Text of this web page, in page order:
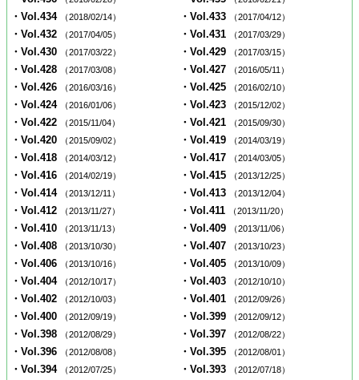
・Vol.434 （2018/02/14） ・Vol.433 （2017/04/12）
・Vol.432 （2017/04/05） ・Vol.431 （2017/03/29）
・Vol.430 （2017/03/22） ・Vol.429 （2017/03/15）
・Vol.428 （2017/03/08） ・Vol.427 （2016/05/11）
・Vol.426 （2016/03/16） ・Vol.425 （2016/02/10）
・Vol.424 （2016/01/06） ・Vol.423 （2015/12/02）
・Vol.422 （2015/11/04） ・Vol.421 （2015/09/30）
・Vol.420 （2015/09/02） ・Vol.419 （2014/03/19）
・Vol.418 （2014/03/12） ・Vol.417 （2014/03/05）
・Vol.416 （2014/02/19） ・Vol.415 （2013/12/25）
・Vol.414 （2013/12/11） ・Vol.413 （2013/12/04）
・Vol.412 （2013/11/27） ・Vol.411 （2013/11/20）
・Vol.410 （2013/11/13） ・Vol.409 （2013/11/06）
・Vol.408 （2013/10/30） ・Vol.407 （2013/10/23）
・Vol.406 （2013/10/16） ・Vol.405 （2013/10/09）
・Vol.404 （2012/10/17） ・Vol.403 （2012/10/10）
・Vol.402 （2012/10/03） ・Vol.401 （2012/09/26）
・Vol.400 （2012/09/19） ・Vol.399 （2012/09/12）
・Vol.398 （2012/08/29） ・Vol.397 （2012/08/22）
・Vol.396 （2012/08/08） ・Vol.395 （2012/08/01）
・Vol.394 （2012/07/25） ・Vol.393 （2012/07/18）